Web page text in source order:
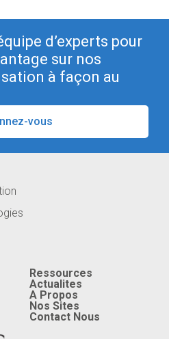
d’experts pour
sur nos
à façon au
vous
Ressources
Actualites
A Propos
Nos Sites
Contact Nous